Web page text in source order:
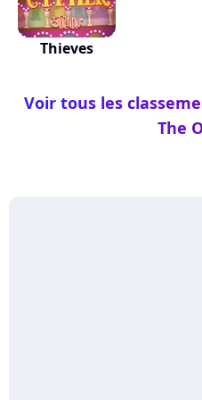
Thieves
Voir tous les
The